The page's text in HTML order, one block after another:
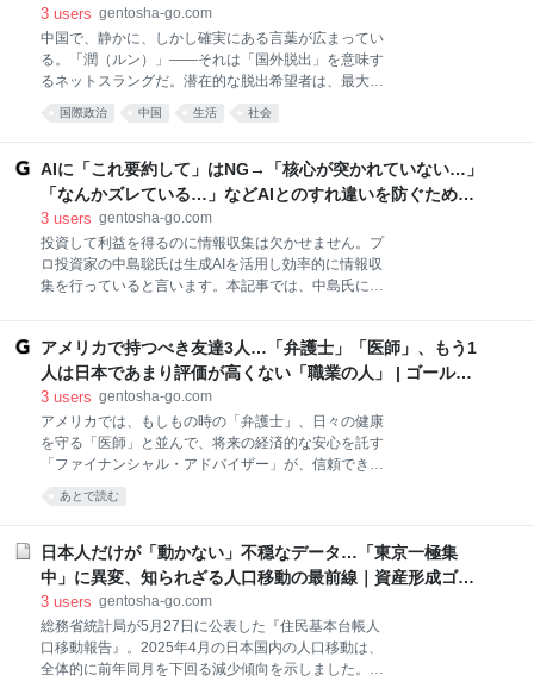
ゴールドオンライン新書最新刊、Amazonにて好評発
売中！ データで読み解く「日本経済」のリアル【エン
タメ・スポーツ・事件編】 宅森昭吉（著）＋ゴールド
オンライン（編集） データで読み解く「日本経済」の
編】 宅森昭吉（著）＋ゴールドオンライン（編集） 富
【国内編】 八ツ尾順一（著）＋ゴールドオンライン
（編集） シリーズ既刊本も好評発売中 → 紹介ページ
はコチラ！
ールドオンライン
3 users gentosha-go.com
中国で、静かに、しかし確実にある言葉が広まってい
る。「潤（ルン）」――それは「国外脱出」を意味す
るネットスラングだ。潜在的な脱出希望者は、最大
800万人にのぼるとも言われる。世界第2位の経済大国
となったはずのこの国で、一体何が起きているのか。
と駆り立てるのは、経済的な理由だけではなく……。
舛友雄大氏の著書『潤日（ルンリィー）：日本へ大脱
出する中国人富裕層を追う』（東洋経済新報社）よ
の深層に迫る。 ゴールドオンライン新書最新刊、
Amazonにて好評発売中！ データで読み解く「日本経
済」のリアル【エンタメ・スポーツ・事件編】 宅森昭
解く「日本経済」のリアル【季節＆気象・マインド・
おもしろジンクス編】 宅森昭吉（著）＋ゴールドオン
ライン（編集） 富裕
国際政治 中国 生活 社会
AIに「これ要約して」はNG→「核心が突かれていない…」
「なんかズレている…」などAIとのすれ違いを防ぐために
有効な＜依頼と質問＞の方法【情報収集にAIを活用するプ
ロ投資家が解説】 | ゴールドオンライン
3 users gentosha-go.com
投資して利益を得るのに情報収集は欠かせません。プ
ロ投資家の中島聡氏は生成AIを活用し効率的に情報収
集を行っていると言います。本記事では、中島氏によ
アシスタント活用術について詳しく解説します。 ゴー
ルドオンライン新書最新刊、Amazonにて好評発売
中！ データで読み解く「日本経済」のリアル【エンタ
メ・スポーツ・事件編】 宅森昭吉（著）＋ゴールドオ
ンライン（編集） データで読み解く「日本経済」のリ
アル【季節＆気象・マインド・おもしろジンクス編】
の資産承継と相続税 富裕層の相続戦略シリーズ【国内
シリーズ既刊本も好評発売中 → 紹介ページはコチラ！
誰でもアクセス可能な情報から10倍・100倍株
アメリカで持つべき友達3人…「弁護士」「医師」、もう1
人は日本であまり評価が高くない「職業の人」 | ゴールド
オンライン
3 users gentosha-go.com
アメリカでは、もしもの時の「弁護士」、日々の健康
を守る「医師」と並んで、将来の経済的な安心を託す
「ファイナンシャル・アドバイザー」が、信頼できる
友人として重要視されています。しかし日本では、こ
の「お金の専門家」に対する評価は、残念ながらアメ
ランナー）資格の取得のしやすさなどが一因として考
えられますが、その背景には、日本独特の文化や金融
業界の構造的な問題が深く関わっているようです。本
すべて海外投資家に学んだ』（サンマーク出版）よ
り、私たち日本人が資産を築くうえで見落としがちな
視点を探ります。 ゴールドオンライン新書最新刊、
あとで読む
日本人だけが「動かない」不穏なデータ…「東京一極集
中」に異変、知られざる人口移動の最前線｜資産形成ゴー
ルドオンライン
3 users gentosha-go.com
総務省統計局が5月27日に公表した『住民基本台帳人
口移動報告』。2025年4月の日本国内の人口移動は、
全体的に前年同月を下回る減少傾向を示しました。市